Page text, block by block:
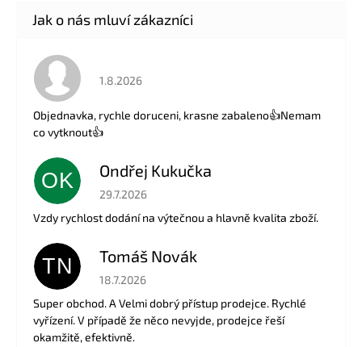
Hodnocení obchodu je 5 z 5 hvězdiček.
1.8.2026
Objednavka, rychle doruceni, krasne zabaleno👍Nemam
co vytknout👍
OK Ondřej Kukučka
Hodnocení obchodu je 5 z 5 hvězdiček.
29.7.2026
Vzdy rychlost dodání na výtečnou a hlavně kvalita zboží.
TN Tomáš Novák
Hodnocení obchodu je 5 z 5 hvězdiček.
18.7.2026
Super obchod. A Velmi dobrý přístup prodejce. Rychlé
vyřízení. V případě že něco nevyjde, prodejce řeší
okamžitě, efektivně.